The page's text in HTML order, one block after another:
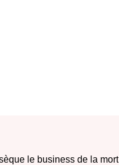
le business de la mort